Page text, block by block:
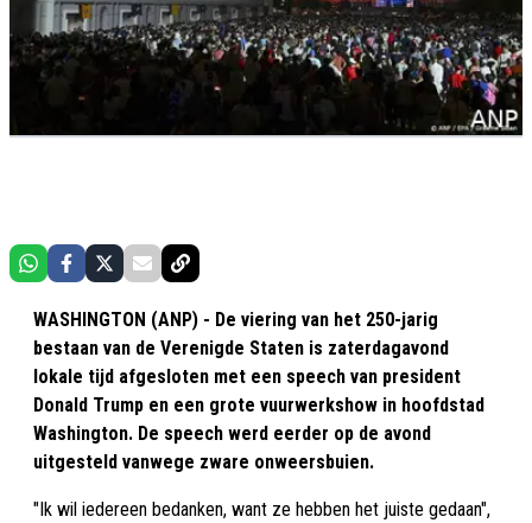
WASHINGTON (ANP) - De viering van het 250-jarig
bestaan van de Verenigde Staten is zaterdagavond
lokale tijd afgesloten met een speech van president
Donald Trump en een grote vuurwerkshow in hoofdstad
Washington. De speech werd eerder op de avond
uitgesteld vanwege zware onweersbuien.
"Ik wil iedereen bedanken, want ze hebben het juiste gedaan",